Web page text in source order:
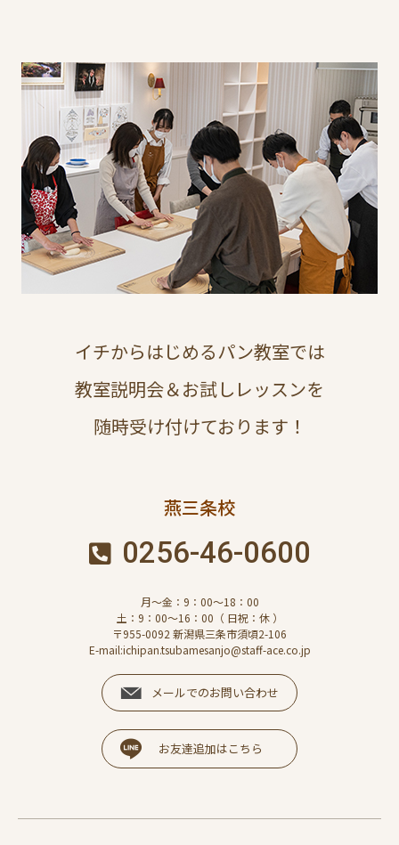
イチからはじめるパン教室では
教室説明会＆お試しレッスンを
随時受け付けております！
燕三条校
0256-46-0600
月～金：9：00～18：00
土：9：00～16：00（ 日祝：休 ）
〒955-0092 新潟県三条市須頃2-106
E-mail:ichipan.tsubamesanjo@staff-ace.co.jp
メールでのお問い合わせ
お友達追加はこちら